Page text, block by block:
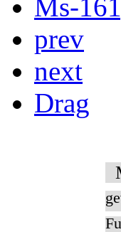
Ms-
prev
next
Drag